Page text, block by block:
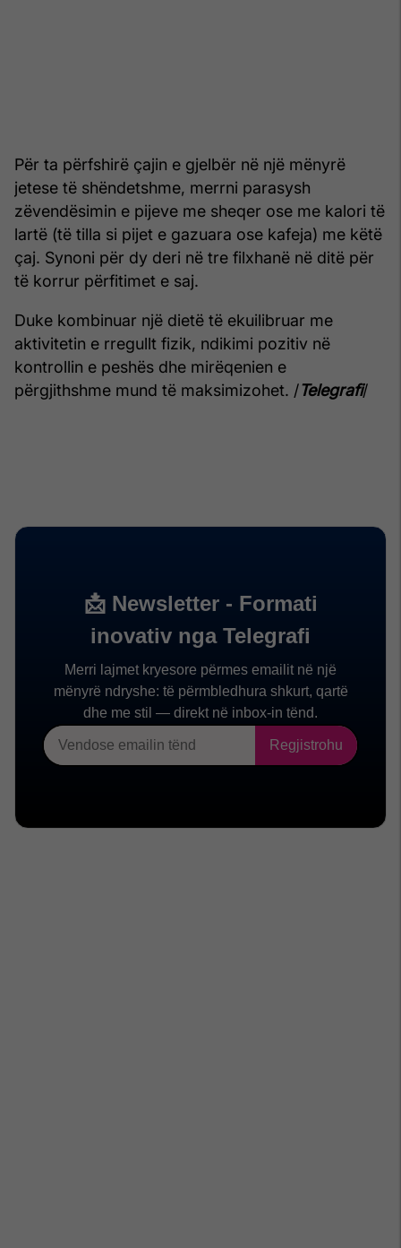
Për ta përfshirë çajin e gjelbër në një mënyrë
jetese të shëndetshme, merrni parasysh
zëvendësimin e pijeve me sheqer ose me kalori të
lartë (të tilla si pijet e gazuara ose kafeja) me këtë
çaj. Synoni për dy deri në tre filxhanë në ditë për
të korrur përfitimet e saj.
Duke kombinuar një dietë të ekuilibruar me
aktivitetin e rregullt fizik, ndikimi pozitiv në
kontrollin e peshës dhe mirëqenien e
përgjithshme mund të maksimizohet. /Telegrafi/